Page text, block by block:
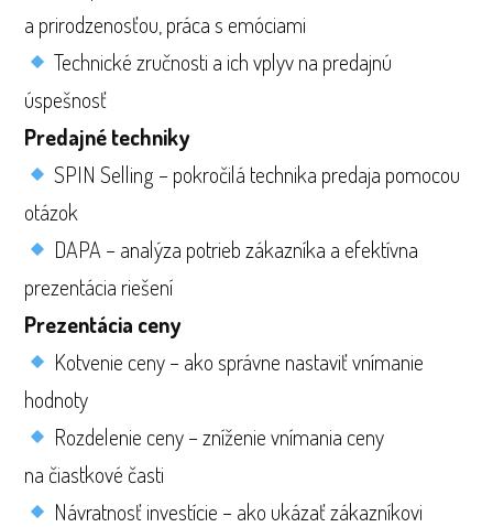
a prirodzenosťou, práca s emóciami
Technické zručnosti a ich vplyv na predajnú
úspešnosť
Predajné techniky
SPIN Selling – pokročilá technika predaja pomocou
otázok
DAPA – analýza potrieb zákazníka a efektívna
prezentácia riešení
Prezentácia ceny
Kotvenie ceny – ako správne nastaviť vnímanie
hodnoty
Rozdelenie ceny – zníženie vnímania ceny
na čiastkové časti
Návratnosť investície – ako ukázať zákazníkovi